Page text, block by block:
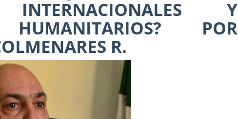
INTERNACIONALES Y
HUMANITARIOS? POR
R.